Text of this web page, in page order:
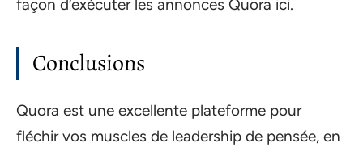
façon d’exécuter les annonces Quora ici.
Conclusions
Quora est une excellente plateforme pour
fléchir vos muscles de leadership de pensée, en